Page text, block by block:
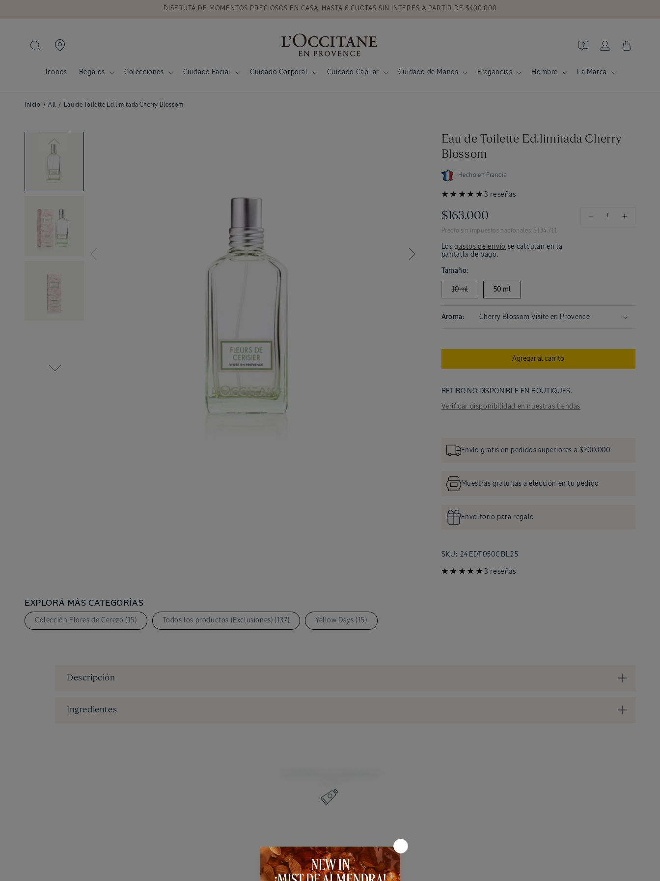
DISFRUTÁ DE MOMENTOS PRECIOSOS EN CASA. HASTA 6 CUOTAS SIN INTERÉS A PARTIR DE $400.000
Iconos Regalos Colecciones Cuidado Facial Cuidado Corporal Cuidado Capilar Cuidado de Manos Fragancias Hombre La Marca
sesión
Carrito
Inicio / All / Eau de Toilette Ed.limitada Cherry Blossom
Eau de Toilette Ed.limitada Cherry
Blossom
Hecho en Francia
3 reseñas
Precio
habitual
$163.000
Precio sin impuestos nacionales: $134.711
Losgastos de envío se calculan en la
pantalla de pago.
Reducir
Tamaño:
10 ml 50 ml
Aroma:
Agregar al carrito
RETIRO NO DISPONIBLE EN BOUTIQUES.
Verificar disponibilidad en nuestras tiendas
Envío gratis en pedidos superiores a $200.000
Muestras gratuitas a elección en tu pedido
Envoltorio para regalo
SKU:SKU:
24EDT050CBL25
3 reseñas
EXPLORÁ MÁS CATEGORÍAS
Colección Flores de Cerezo (15) Todos los productos (Exclusiones) (137) Yellow Days (15)
Descripción
Ingredientes
Reseñas de Clientes